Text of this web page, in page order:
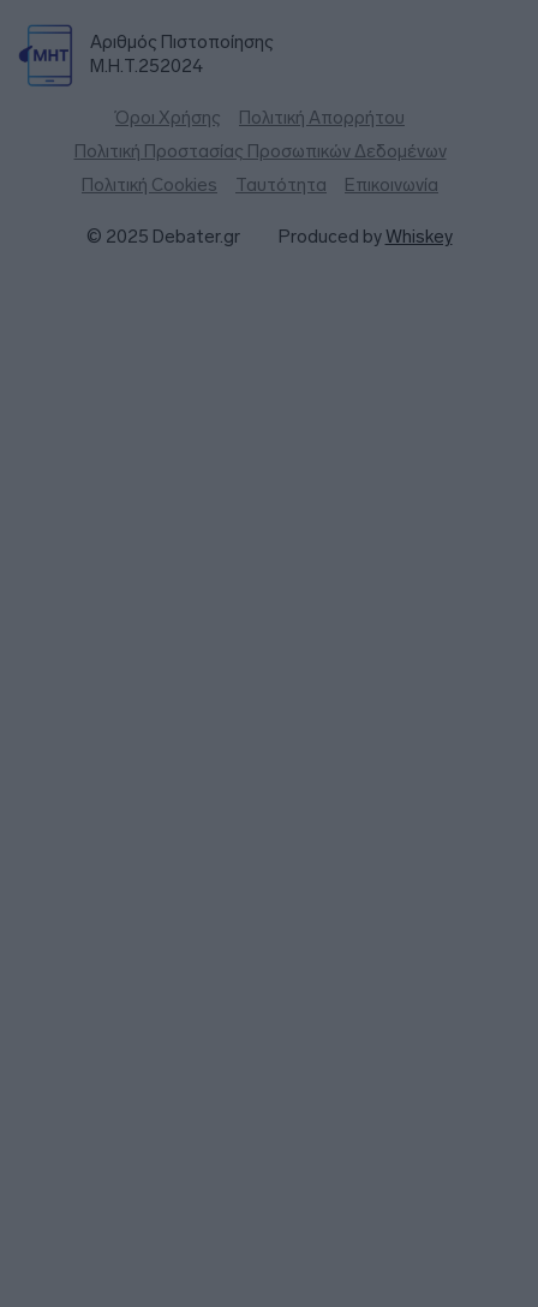
Αριθμός Πιστοποίησης
Μ.Η.Τ.252024
Όροι Χρήσης
Πολιτική Απορρήτου
Πολιτική Προστασίας Προσωπικών Δεδομένων
Πολιτική Cookies
Ταυτότητα Επικοινωνία
© 2025 Debater.gr Produced byWhiskey